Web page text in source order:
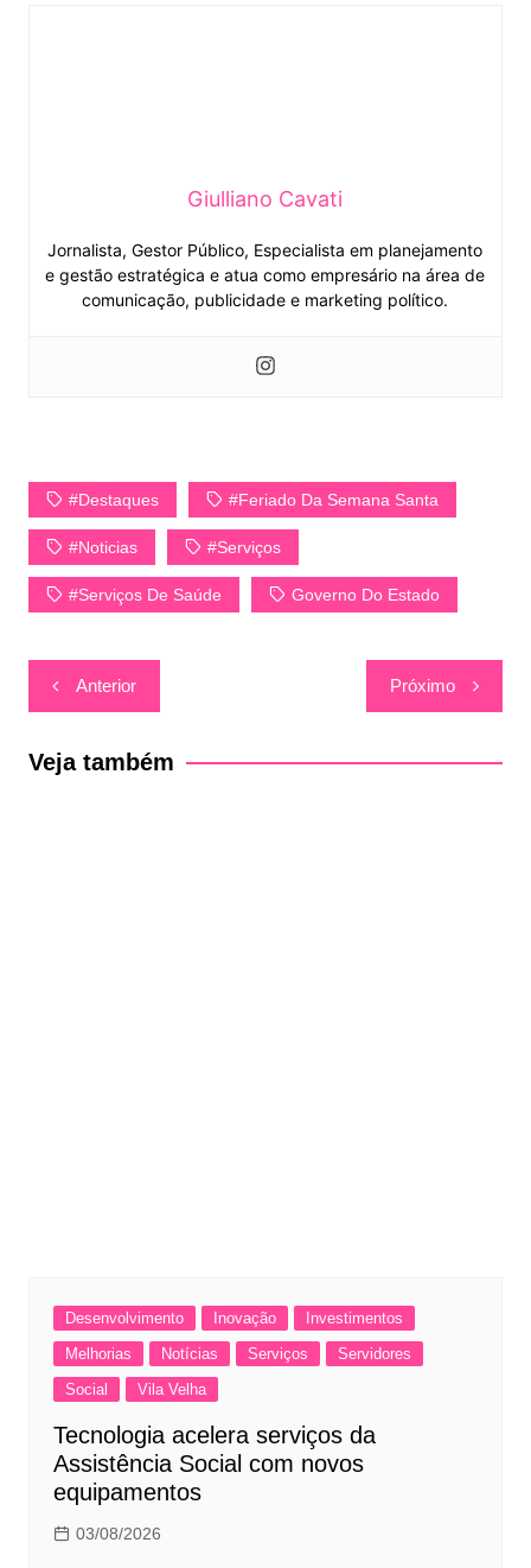
Giulliano Cavati
Jornalista, Gestor Público, Especialista em planejamento
e gestão estratégica e atua como empresário na área de
comunicação, publicidade e marketing político.
#Destaques #Feriado Da Semana Santa
#Noticias #Serviços
#Serviços De Saúde Governo Do Estado
Navegação
de
Post
Anterior Próximo
Veja também
Desenvolvimento Inovação
Investimentos
Melhorias
Notícias Serviços
Servidores
Social
Vila Velha
Tecnologia acelera serviços da
Assistência Social com novos
equipamentos
03/08/2026